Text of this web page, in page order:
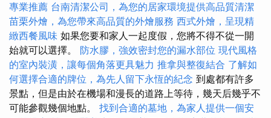
專業推薦 台南清潔公司，為您的居家環境提供高品質清潔
苗栗外燴，為您帶來高品質的外燴服務 西式外燴，呈現精
緻西餐風味 如果您要和家人一起度假，您將不得不從一開
始就可以選擇。 防水膠，強效密封您的漏水部位 現代風格
的室內裝潢，讓每個角落更具魅力 推拿與整復結合 了解如
何選擇合適的牌位，為先人留下永恆的紀念 到處都有許多
景點，但是由於在機場和漫長的道路上等待，幾天后幾乎不
可能參觀幾個地點。 找到合適的墓地，為家人提供一個安